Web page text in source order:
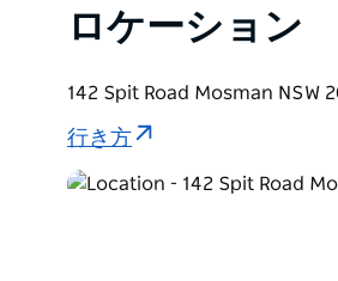
ロケーション
142 Spit Road Mosman NSW
行き方